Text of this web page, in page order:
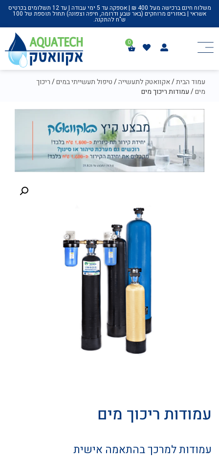
משלוח חינם ברכישה מעל 400 ₪ | אספקה עד 5 ימי עבודה | עד 12 תשלומים בכרטיס
אשראי | באזורים מרוחקים (באר שבע ודרומה, חיפה וצפונה) תחול תוספת של 100
ש"ח להתקנה.
עמוד הבית/אקוואטק לתעשייה/טיפול תעשייתי במים/ריכוך
מים/ עמודות ריכוך מים
עמודות ריכוך מים
עמודות למרכך בהתאמה אישית